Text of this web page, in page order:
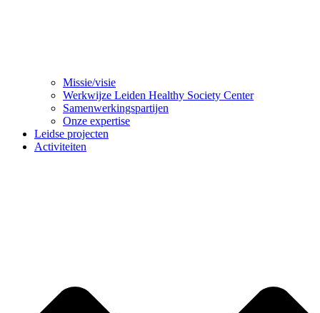
Missie/visie
Werkwijze Leiden Healthy Society Center
Samenwerkingspartijen
Onze expertise
Leidse projecten
Activiteiten